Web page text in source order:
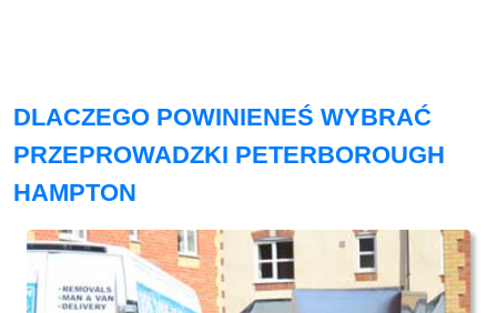
DLACZEGO POWINIENEŚ WYBRAĆ
PRZEPROWADZKI PETERBOROUGH
HAMPTON